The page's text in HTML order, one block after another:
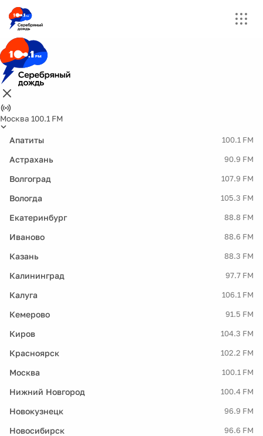
Москва 100.1 FM
Апатиты 100.1 FM
Астрахань 90.9 FM
Волгоград 107.9 FM
Вологда 105.3 FM
Екатеринбург 88.8 FM
Иваново 88.6 FM
Казань 88.3 FM
Калининград 97.7 FM
Калуга 106.1 FM
Кемерово 91.5 FM
Киров 104.3 FM
Красноярск 102.2 FM
Москва 100.1 FM
Нижний Новгород 100.4 FM
Новокузнецк 96.9 FM
Новосибирск 96.6 FM